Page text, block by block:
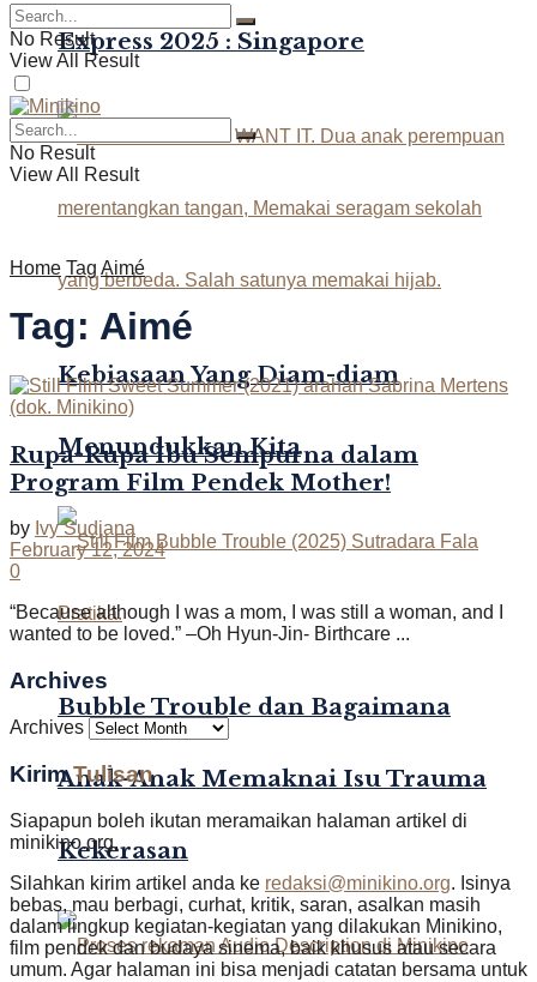
Express 2025 : Singapore
Kebiasaan Yang Diam-diam
Menundukkan Kita
Bubble Trouble dan Bagaimana
Anak-Anak Memaknai Isu Trauma
Kekerasan
No Result
View All Result
No Result
View All Result
Home Tag Aimé
Tag: Aimé
Rupa-Rupa Ibu Sempurna dalam
Program Film Pendek Mother!
by Ivy Sudjana
February 12, 2024
0
“Because although I was a mom, I was still a woman, and I
wanted to be loved.” –Oh Hyun-Jin- Birthcare ...
Archives
Archives
KirimTulisan
Siapapun boleh ikutan meramaikan halaman artikel di
minikino.org.
Silahkan kirim artikel anda ke redaksi@minikino.org. Isinya
bebas, mau berbagi, curhat, kritik, saran, asalkan masih
dalam lingkup kegiatan-kegiatan yang dilakukan Minikino,
film pendek dan budaya sinema, baik khusus atau secara
umum. Agar halaman ini bisa menjadi catatan bersama untuk